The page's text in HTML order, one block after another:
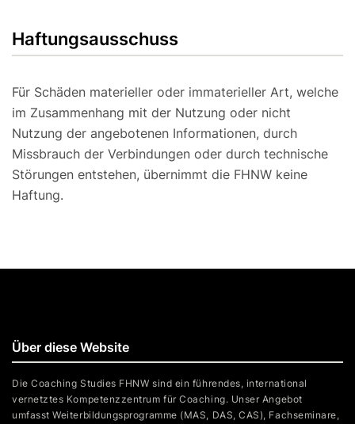
Haftungsausschuss
Für Schäden materieller oder immaterieller Art, welche
im Zusammenhang mit der Nutzung oder nicht
Nutzung der angebotenen Informationen, durch
Missbrauch der Verbindungen oder durch technische
Störungen entstehen, übernimmt die FHNW keine
Haftung.
Über diese Website
Die Coaching Studies FHNW sind ein führendes, international
vernetztes Kompetenzzentrum für Coaching. Unser Angebot
umfasst Weiterbildungsprogramme (MAS, DAS, CAS), Fachseminare,